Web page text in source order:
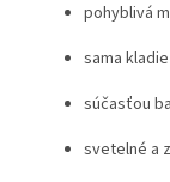
pohyblivá
sama
súčasťou
svetelné a